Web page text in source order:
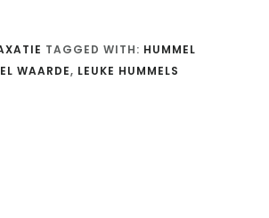
TAGGED WITH: HUMMEL
WAARDE, LEUKE HUMMELS